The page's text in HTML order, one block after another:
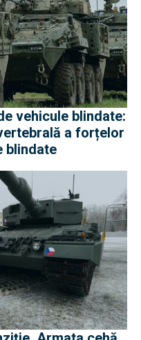
vehicule blindate:
a forțelor
blindate